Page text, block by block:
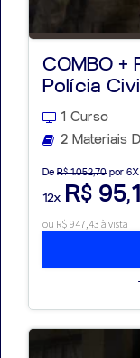
COMBO +
Polícia
1 Curso
2 Materiais
De R$ 1.052,70 por 6X
12x R$
ou R$ 947,43 à vista